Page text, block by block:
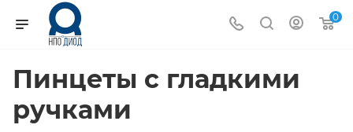
0
Пинцеты с гладкими
ручками